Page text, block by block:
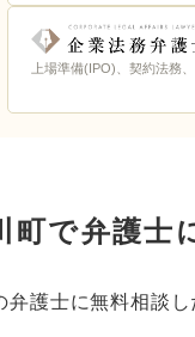
上場準備(IPO)、契約法務
町で弁護士
弁護士に無料相談